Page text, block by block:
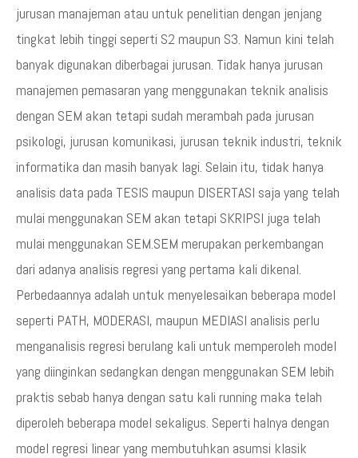
jurusan manajeman atau untuk penelitian dengan jenjang
tingkat lebih tinggi seperti S2 maupun S3. Namun kini telah
banyak digunakan diberbagai jurusan. Tidak hanya jurusan
manajemen pemasaran yang menggunakan teknik analisis
dengan SEM akan tetapi sudah merambah pada jurusan
psikologi, jurusan komunikasi, jurusan teknik industri, teknik
informatika dan masih banyak lagi. Selain itu, tidak hanya
analisis data pada TESIS maupun DISERTASI saja yang telah
mulai menggunakan SEM akan tetapi SKRIPSI juga telah
mulai menggunakan SEM.SEM merupakan perkembangan
dari adanya analisis regresi yang pertama kali dikenal.
Perbedaannya adalah untuk menyelesaikan beberapa model
seperti PATH, MODERASI, maupun MEDIASI analisis perlu
menganalisis regresi berulang kali untuk memperoleh model
yang diinginkan sedangkan dengan menggunakan SEM lebih
praktis sebab hanya dengan satu kali running maka telah
diperoleh beberapa model sekaligus. Seperti halnya dengan
model regresi linear yang membutuhkan asumsi klasik